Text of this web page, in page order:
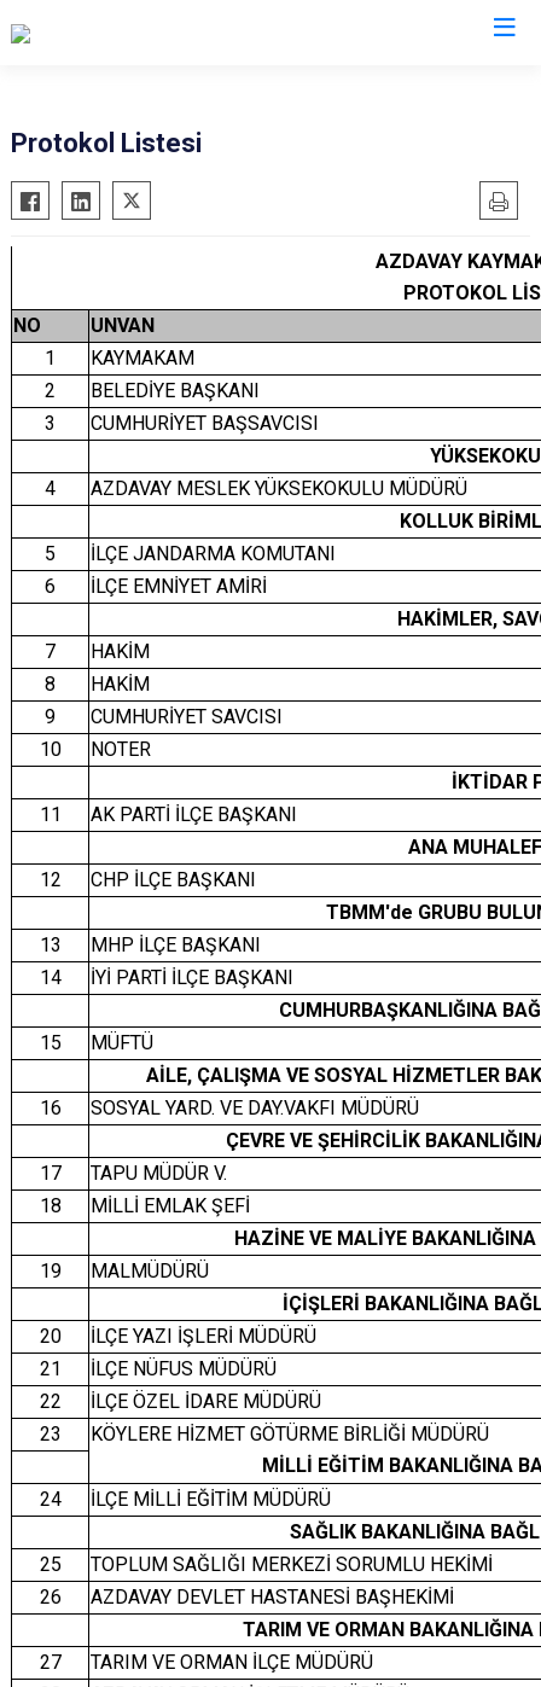
Abana
Ağlı
Bozkurt
Çatalzeytin
Cide
Devrekani
Pınarbaşı
Şenpazar
Seydiler
Tosya
Protokol Listesi
AZDAVAY
PROTOKOL
NO
UNVAN
1
KAYMAKAM
2
BELEDİYE BAŞKANI
3
CUMHURİYET BAŞSAVCISI
4
AZDAVAY MESLEK YÜKSEKOKULU MÜDÜRÜ
KOLLUK
5
İLÇE JANDARMA KOMUTANI
6
İLÇE EMNİYET AMİRİ
HAKİMLER,
7
HAKİM
8
HAKİM
9
CUMHURİYET SAVCISI
10
NOTER
İKTİDAR
11
AK PARTİ İLÇE BAŞKANI
ANA
12
CHP İLÇE BAŞKANI
TBMM'de GRUBU
13
MHP İLÇE BAŞKANI
14
İYİ PARTİ İLÇE BAŞKANI
CUMHURBAŞKANLIĞINA
15
MÜFTÜ
AİLE, ÇALIŞMA VE SOSYAL HİZMETLER
16
SOSYAL YARD. VE DAY.VAKFI MÜDÜRÜ
ÇEVRE VE ŞEHİRCİLİK
17
TAPU MÜDÜR V.
18
MİLLİ EMLAK ŞEFİ
HAZİNE VE MALİYE
19
MALMÜDÜRÜ
İÇİŞLERİ BAKANLIĞINA
20
İLÇE YAZI İŞLERİ MÜDÜRÜ
21
İLÇE NÜFUS MÜDÜRÜ
22
İLÇE ÖZEL İDARE MÜDÜRÜ
23
KÖYLERE HİZMET GÖTÜRME BİRLİĞİ MÜDÜRÜ
MİLLİ EĞİTİM BAKANLIĞINA
24
İLÇE MİLLİ EĞİTİM MÜDÜRÜ
SAĞLIK BAKANLIĞINA
25
TOPLUM SAĞLIĞI MERKEZİ SORUMLU HEKİMİ
26
AZDAVAY DEVLET HASTANESİ BAŞHEKİMİ
TARIM VE ORMAN
27
TARIM VE ORMAN İLÇE MÜDÜRÜ